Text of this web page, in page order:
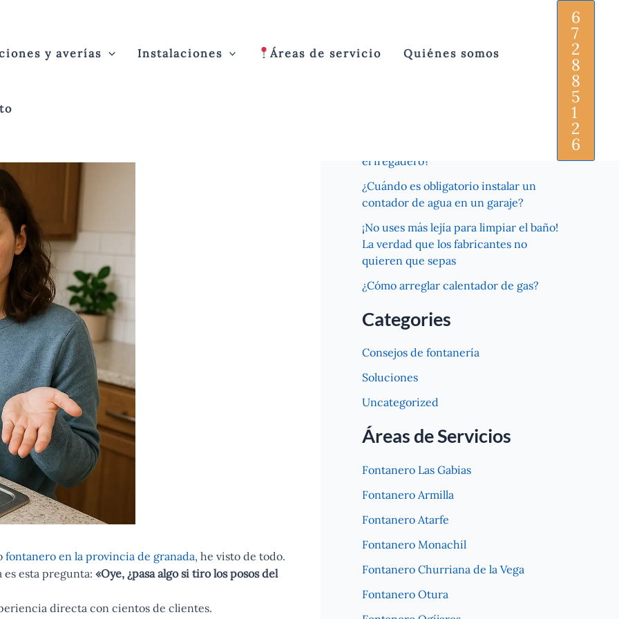
y averías Instalaciones Áreas de servicio Quiénes somos
6
7
2
8
8
5
1
2
6
del café por el fregadero?
fontanero en la provincia de granada, he visto de todo.
esta pregunta: «Oye, ¿pasa algo si tiro los posos del
directa con cientos de clientes.
el fregadero?
¿Cuándo es obligatorio instalar un
contador de agua en un garaje?
¡No uses más lejía para limpiar el baño!
La verdad que los fabricantes no
quieren que sepas
¿Cómo arreglar calentador de gas?
Categories
Consejos de fontanería
Soluciones
Uncategorized
Áreas de Servicios
Fontanero Las Gabias
Fontanero Armilla
Fontanero Atarfe
Fontanero Monachil
Fontanero Churriana de la Vega
Fontanero Otura